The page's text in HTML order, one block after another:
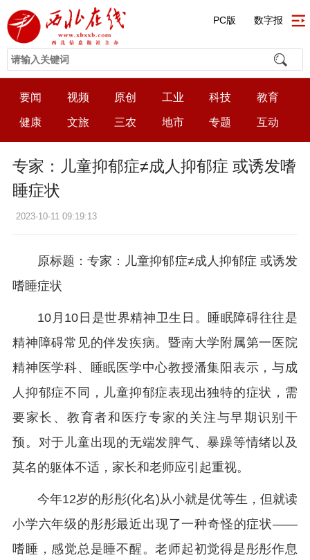
PC版 数字报
要闻 视频 原创 工业 科技 教育
健康 文旅 三农 地市 专题 互动
专家：儿童抑郁症≠成人抑郁症 或诱发嗜
睡症状
2023-10-11 09:19:13
原标题：专家：儿童抑郁症≠成人抑郁症 或诱发
嗜睡症状
10月10日是世界精神卫生日。睡眠障碍往往是
精神障碍常见的伴发疾病。暨南大学附属第一医院
精神医学科、睡眠医学中心教授潘集阳表示，与成
人抑郁症不同，儿童抑郁症表现出独特的症状，需
要家长、教育者和医疗专家的关注与早期识别干
预。对于儿童出现的无端发脾气、暴躁等情绪以及
莫名的躯体不适，家长和老师应引起重视。
今年12岁的彤彤(化名)从小就是优等生，但就读
小学六年级的彤彤最近出现了一种奇怪的症状——
嗜睡，感觉总是睡不醒。老师起初觉得是彤彤作息